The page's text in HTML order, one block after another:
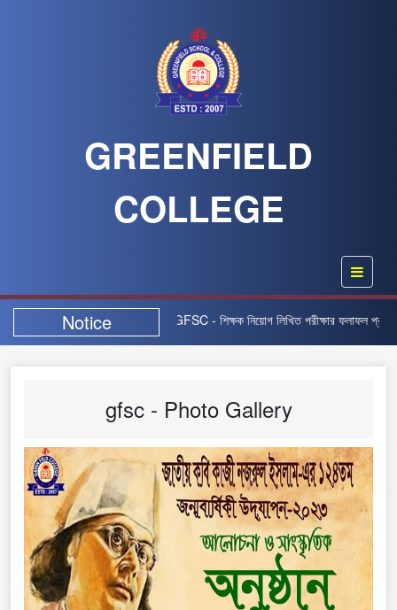
GREENFIELD
COLLEGE
Notice
বিজ্ঞপ্তিটি স্থগিত” | GFSC - শিক্ষক নিয়োগ লিখিত পরীক্ষার ফলাফল প্রকাশ-২০২৫ |
gfsc - Photo Gallery